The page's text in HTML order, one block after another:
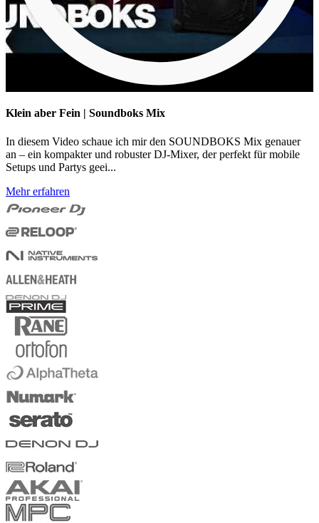
Klein aber Fein | Soundboks Mix
In diesem Video schaue ich mir den SOUNDBOKS Mix genauer
an – ein kompakter und robuster DJ-Mixer, der perfekt für mobile
Setups und Partys geei...
Mehr erfahren